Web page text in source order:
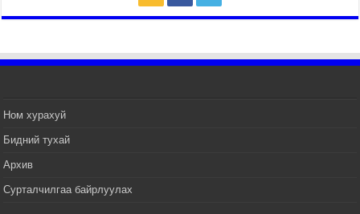
2026 оны 7 сар 14 / 17 цаг 40 минут
наадмын нээлтэд оролцон, сурын талбай,
шагайн асарт зочиллоо
Монгол Улсын Их Хурлын дарга С.Бямбацогт
2026 оны 7 сар 14 / 17 цаг 09 минут
УИХ-ын дарга С.Бямбацогт БНХАУ-аас Монгол
Улсад суугаа Элчин сайд Шэнь Миньжуанийг
хүлээн авч уулзав
Ном хурахуй
Бидний тухай
Архив
Сурталчилгаа байрлуулах